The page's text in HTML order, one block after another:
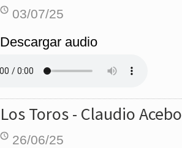
03/07/25
Descargar audio
Los Toros - Claudio Acebo
26/06/25